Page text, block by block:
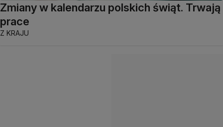
Zmiany w kalendarzu polskich świąt. Trwają
prace
Z KRAJU